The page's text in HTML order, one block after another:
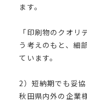
ます。
「印刷物のクオリ
う考えのもと、細
ています。
2）短納期でも妥
秋田県内外の企業